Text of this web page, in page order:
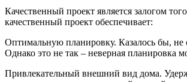
Качественный проект является залогом
качественный проект обеспечивает:
Оптимальную планировку. Казалось бы, не
Однако это не так – неверная планировка
Привлекательный внешний вид дома.